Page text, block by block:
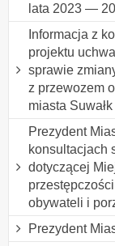
lata 2023 —
Informacja z
projektu
sprawie
z przewozem
miasta Suwałk
Prezydent
konsultacjach
dotyczącej
obywateli i
Prezydent